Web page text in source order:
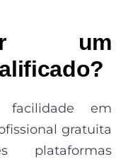
um
?
facilidade em
gratuita
plataformas